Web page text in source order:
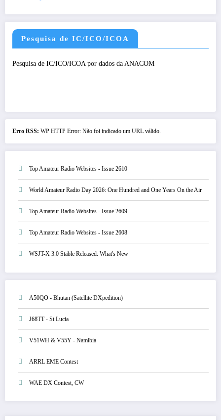
Pesquisa de IC/ICO/ICOA
Pesquisa de IC/ICO/ICOA por dados da ANACOM
Erro RSS: WP HTTP Error: Não foi indicado um URL válido.
Top Amateur Radio Websites - Issue 2610
World Amateur Radio Day 2026: One Hundred and One Years On the Air
Top Amateur Radio Websites - Issue 2609
Top Amateur Radio Websites - Issue 2608
WSJT-X 3.0 Stable Released: What's New
A50QO - Bhutan (Satellite DXpedition)
J68TT - St Lucia
V51WH & V55Y - Namibia
ARRL EME Contest
WAE DX Contest, CW